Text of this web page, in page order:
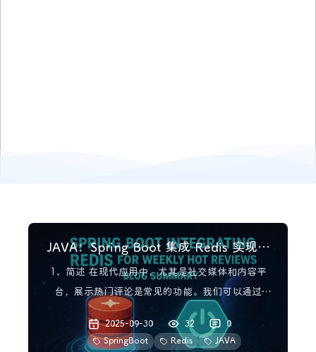
JAVA：Spring Boot 集成 Redis 实现每
周热评
1、简述 在现代应用中，尤其是社交媒体和内容平
台，展示热门评论是常见的功能。我们可以通过
Redis 的高性能和丰富的数据结构，轻松实现每周热
评功能。本文将详细介绍如何利用 Redis 实现每周热
2025-09-30 32
0
SpringBoot
Redis JAVA